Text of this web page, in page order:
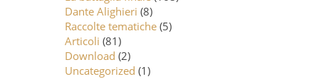
Dante Alighieri (8)
Raccolte tematiche (5)
Articoli (81)
Download (2)
Uncategorized (1)